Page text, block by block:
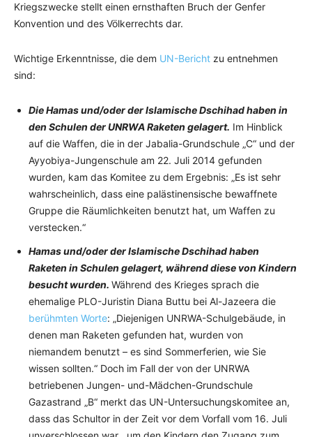
Kriegszwecke stellt einen ernsthaften Bruch der Genfer
Konvention und des Völkerrechts dar.
Wichtige Erkenntnisse, die dem UN-Bericht zu entnehmen
sind:
Die Hamas und/oder der Islamische Dschihad haben in
den Schulen der UNRWA Raketen gelagert. Im Hinblick
auf die Waffen, die in der Jabalia-Grundschule „C“ und der
Ayyobiya-Jungenschule am 22. Juli 2014 gefunden
wurden, kam das Komitee zu dem Ergebnis: „Es ist sehr
wahrscheinlich, dass eine palästinensische bewaffnete
Gruppe die Räumlichkeiten benutzt hat, um Waffen zu
verstecken.“
Hamas und/oder der Islamische Dschihad haben
Raketen in Schulen gelagert, während diese von Kindern
besucht wurden. Während des Krieges sprach die
ehemalige PLO-Juristin Diana Buttu bei Al-Jazeera die
berühmten Worte: „Diejenigen UNRWA-Schulgebäude, in
denen man Raketen gefunden hat, wurden von
niemandem benutzt – es sind Sommerferien, wie Sie
wissen sollten.“ Doch im Fall der von der UNRWA
betriebenen Jungen- und-Mädchen-Grundschule
Gazastrand „B“ merkt das UN-Untersuchungskomitee an,
dass das Schultor in der Zeit vor dem Vorfall vom 16. Juli